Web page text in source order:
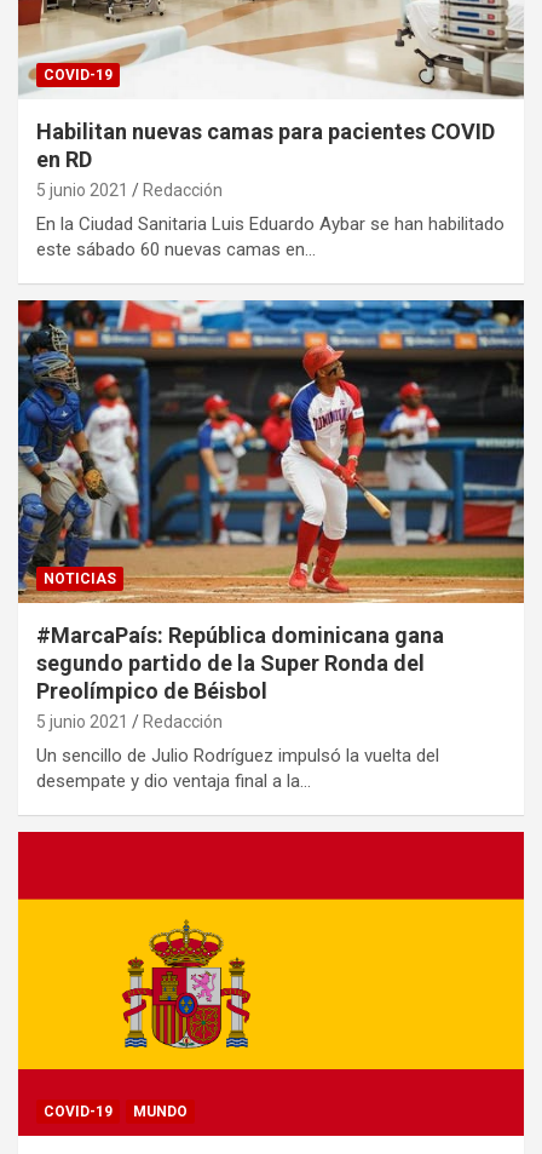
COVID-19
Habilitan nuevas camas para pacientes COVID
en RD
5 junio 2021 Redacción
En la Ciudad Sanitaria Luis Eduardo Aybar se han habilitado
este sábado 60 nuevas camas en…
NOTICIAS
#MarcaPaís: República dominicana gana
segundo partido de la Super Ronda del
Preolímpico de Béisbol
5 junio 2021 Redacción
Un sencillo de Julio Rodríguez impulsó la vuelta del
desempate y dio ventaja final a la…
COVID-19 MUNDO